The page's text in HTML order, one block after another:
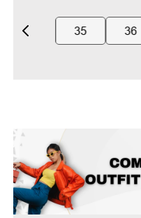
35 36